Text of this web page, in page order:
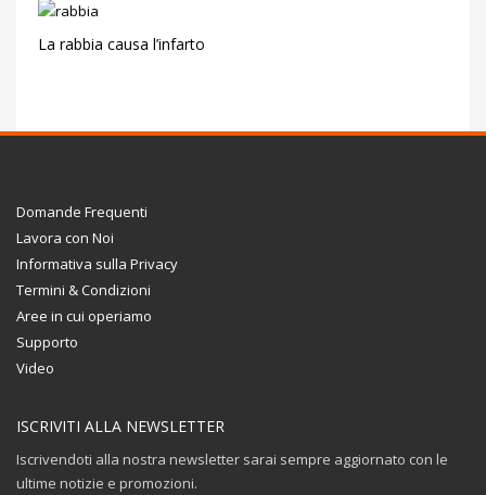
La rabbia causa l’infarto
Domande Frequenti
Lavora con Noi
Informativa sulla Privacy
Termini & Condizioni
Aree in cui operiamo
Supporto
Video
ISCRIVITI ALLA NEWSLETTER
Iscrivendoti alla nostra newsletter sarai sempre aggiornato con le
ultime notizie e promozioni.